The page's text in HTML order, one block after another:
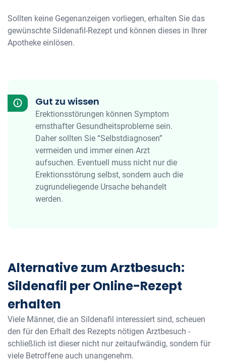
Sollten keine Gegenanzeigen vorliegen, erhalten Sie das
gewünschte Sildenafil-Rezept und können dieses in Ihrer
Apotheke einlösen.
Gut zu wissen
Erektionsstörungen können Symptom
ernsthafter Gesundheitsprobleme sein.
Daher sollten Sie “Selbstdiagnosen”
vermeiden und immer einen Arzt
aufsuchen. Eventuell muss nicht nur die
Erektionsstörung selbst, sondern auch die
zugrundeliegende Ursache behandelt
werden.
Alternative zum Arztbesuch:
Sildenafil per Online-Rezept
erhalten
Viele Männer, die an Sildenafil interessiert sind, scheuen
den für den Erhalt des Rezepts nötigen Arztbesuch -
schließlich ist dieser nicht nur zeitaufwändig, sondern für
viele Betroffene auch unangenehm.